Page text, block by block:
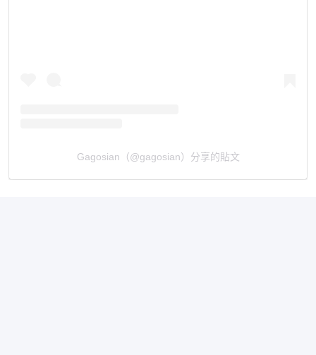
Gagosian（@gagosian）分享的貼文